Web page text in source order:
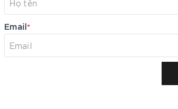
Email*